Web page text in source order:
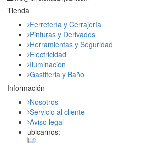
Tienda
Ferretería y Cerrajería
Pinturas y Derivados
Herramientas y Seguridad
Electricidad
Iluminación
Gasfiteria y Baño
Información
Nosotros
Servicio al cliente
Aviso legal
ubicarnos: